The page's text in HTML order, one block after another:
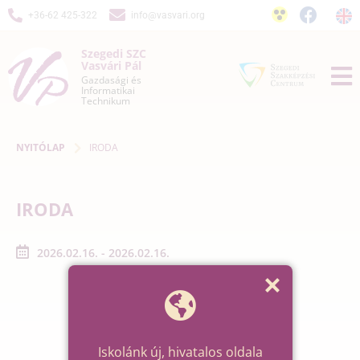
+36-62 425-322 info@vasvari.org
Szegedi SZC
Vasvári Pál
Gazdasági és
Informatikai
Technikum
NYITÓLAP IRODA
IRODA
2026.02.16. - 2026.02.16.
Iskolánk új, hivatalos oldala